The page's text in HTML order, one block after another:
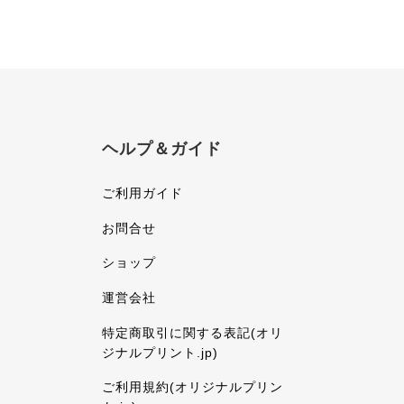
ヘルプ＆ガイド
ご利用ガイド
お問合せ
ショップ
運営会社
特定商取引に関する表記(オリ
ジナルプリント.jp)
ご利用規約(オリジナルプリン